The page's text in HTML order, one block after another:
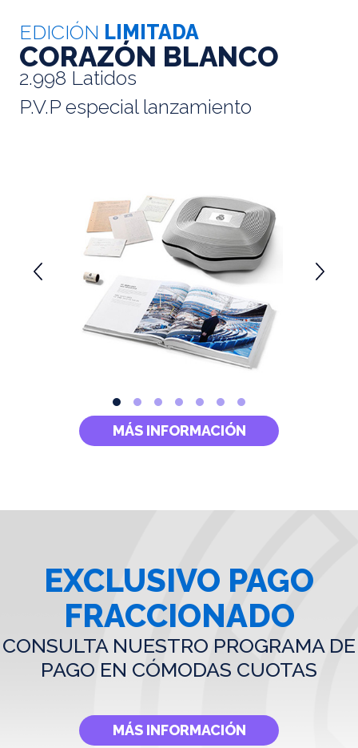
EDICIÓN LIMITADA
CORAZÓN BLANCO
2.998 Latidos
P.V.P especial lanzamiento
MÁS INFORMACIÓN
EXCLUSIVO PAGO
FRACCIONADO
CONSULTA NUESTRO PROGRAMA DE
PAGO EN CÓMODAS CUOTAS
MÁS INFORMACIÓN